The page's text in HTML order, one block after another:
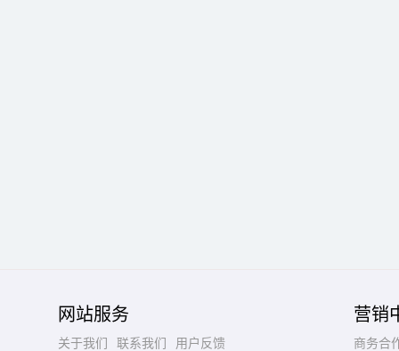
网站服务
关于我们 联系我们
用户反馈
营销
商务合